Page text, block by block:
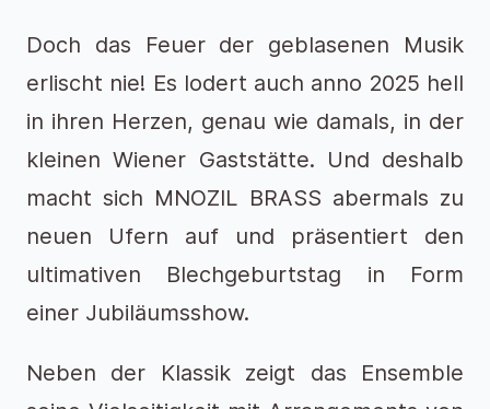
Doch das Feuer der geblasenen Musik
erlischt nie! Es lodert auch anno 2025 hell
in ihren Herzen, genau wie damals, in der
kleinen Wiener Gaststätte. Und deshalb
macht sich MNOZIL BRASS abermals zu
neuen Ufern auf und präsentiert den
ultimativen Blechgeburtstag in Form
einer Jubiläumsshow.
Neben der Klassik zeigt das Ensemble